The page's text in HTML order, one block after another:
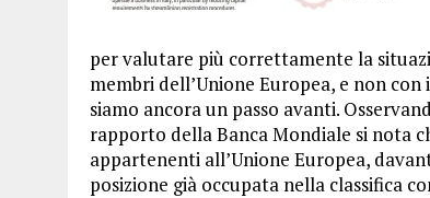
per valutare più correttamente la
membri dell’Unione Europea, e non
siamo ancora un passo avanti.
rapporto della Banca Mondiale si nota
appartenenti all’Unione Europea,
posizione già occupata nella classifica